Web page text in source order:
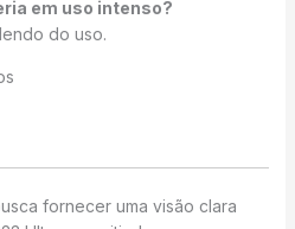
em uso intenso?
do uso.
fornecer uma visão clara